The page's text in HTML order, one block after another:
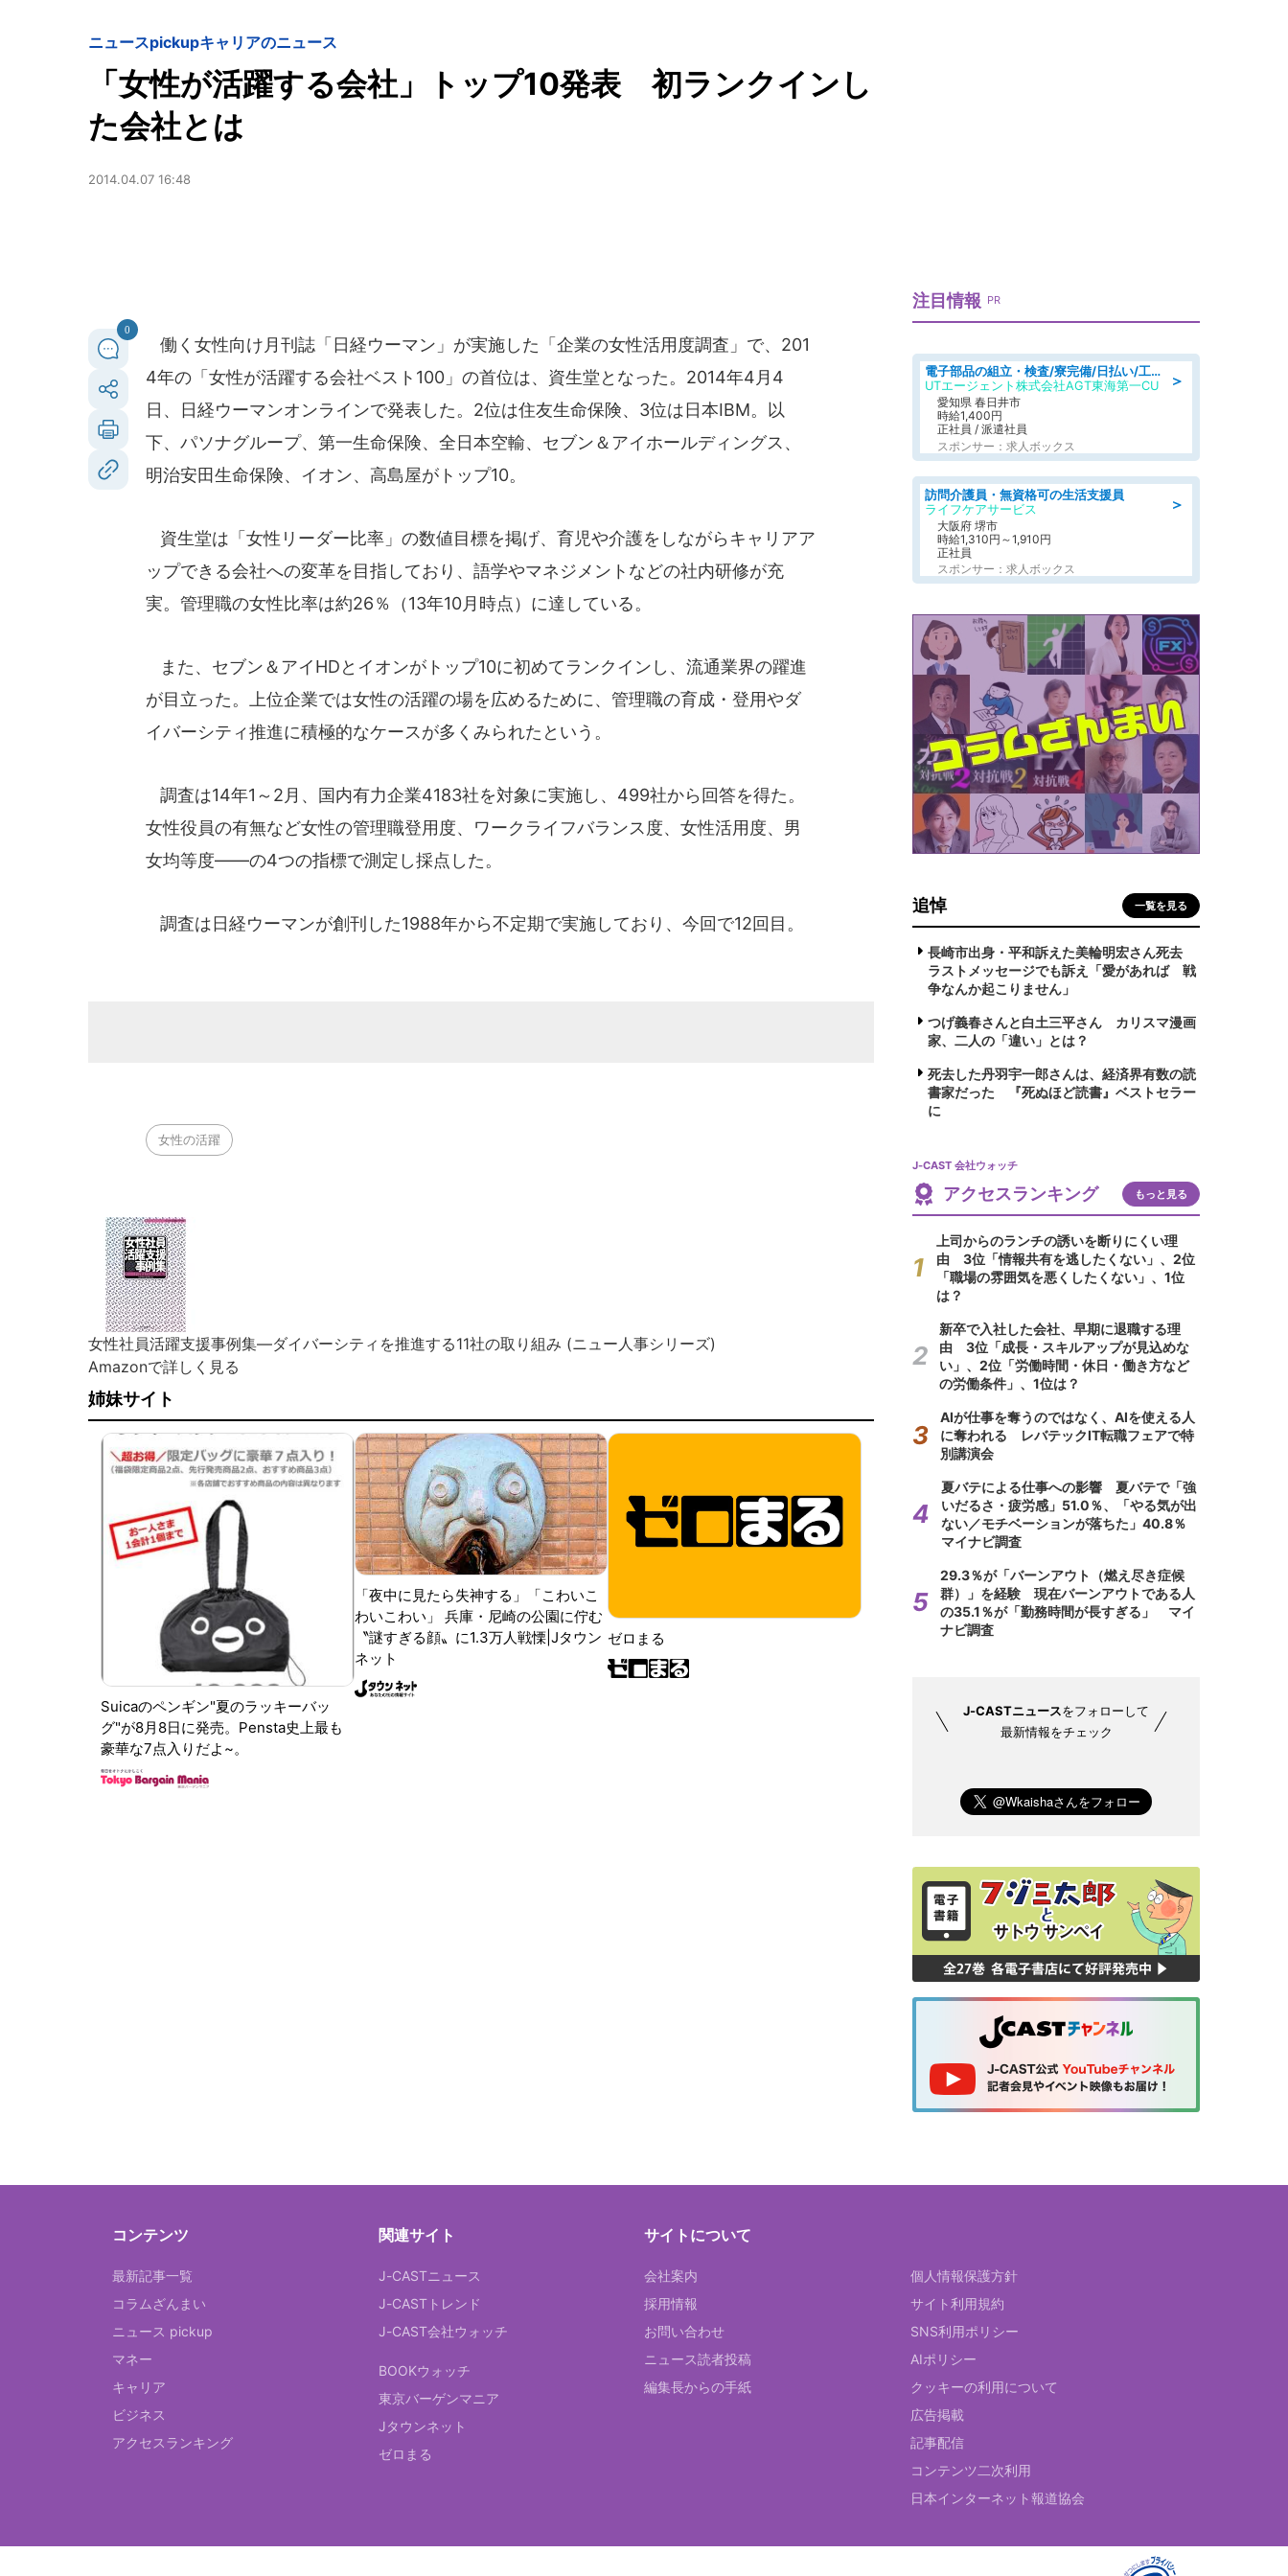
ニュースpickupキャリアのニュース
「女性が活躍する会社」トップ10発表 初ランクインし
た会社とは
2014.04.07 16:48
0
働く女性向け月刊誌「日経ウーマン」が実施した「企業の女性活用度調査」で、201
4年の「女性が活躍する会社ベスト100」の首位は、資生堂となった。2014年4月4
日、日経ウーマンオンラインで発表した。2位は住友生命保険、3位は日本IBM。以
下、パソナグループ、第一生命保険、全日本空輸、セブン＆アイホールディングス、
明治安田生命保険、イオン、高島屋がトップ10。
資生堂は「女性リーダー比率」の数値目標を掲げ、育児や介護をしながらキャリアア
ップできる会社への変革を目指しており、語学やマネジメントなどの社内研修が充
実。管理職の女性比率は約26％（13年10月時点）に達している。
また、セブン＆アイHDとイオンがトップ10に初めてランクインし、流通業界の躍進
が目立った。上位企業では女性の活躍の場を広めるために、管理職の育成・登用やダ
イバーシティ推進に積極的なケースが多くみられたという。
調査は14年1～2月、国内有力企業4183社を対象に実施し、499社から回答を得た。
女性役員の有無など女性の管理職登用度、ワークライフバランス度、女性活用度、男
女均等度――の4つの指標で測定し採点した。
調査は日経ウーマンが創刊した1988年から不定期で実施しており、今回で12回目。
女性の活躍
女性社員活躍支援事例集―ダイバーシティを推進する11社の取り組み (ニュー人事シリーズ)
Amazonで詳しく見る
姉妹サイト
Suicaのペンギン"夏のラッキーバッ
グ"が8月8日に発売。Pensta史上最も
豪華な7点入りだよ~。
「夜中に見たら失神する」「こわいこ
わいこわい」 兵庫・尼崎の公園に佇む
〝謎すぎる顔〟に1.3万人戦慄|Jタウン
ネット
ゼロまる
注目情報 PR
＞
電子部品の組立・検査/寮完備/日払い/工場・製造
UTエージェント株式会社AGT東海第一CU
愛知県 春日井市
時給1,400円
正社員 / 派遣社員
スポンサー：求人ボックス
＞
訪問介護員・無資格可の生活支援員
ライフケアサービス
大阪府 堺市
時給1,310円～1,910円
正社員
スポンサー：求人ボックス
追悼 一覧を見る
長崎市出身・平和訴えた美輪明宏さん死去
ラストメッセージでも訴え「愛があれば 戦
争なんか起こりません」
つげ義春さんと白土三平さん カリスマ漫画
家、二人の「違い」とは？
死去した丹羽宇一郎さんは、経済界有数の読
書家だった 『死ぬほど読書』ベストセラー
に
J-CAST 会社ウォッチ
アクセスランキング もっと見る
上司からのランチの誘いを断りにくい理
由 3位「情報共有を逃したくない」、2位
「職場の雰囲気を悪くしたくない」、1位
は？
新卒で入社した会社、早期に退職する理
由 3位「成長・スキルアップが見込めな
い」、2位「労働時間・休日・働き方など
の労働条件」、1位は？
AIが仕事を奪うのではなく、AIを使える人
に奪われる レバテックIT転職フェアで特
別講演会
夏バテによる仕事への影響 夏バテで「強
いだるさ・疲労感」51.0％、「やる気が出
ない／モチベーションが落ちた」40.8％
マイナビ調査
29.3％が「バーンアウト（燃え尽き症候
群）」を経験 現在バーンアウトである人
の35.1％が「勤務時間が長すぎる」 マイ
ナビ調査
J-CASTニュースをフォローして
最新情報をチェック
コンテンツ
最新記事一覧
コラムざんまい
ニュース pickup
マネー
キャリア
ビジネス
アクセスランキング
関連サイト
J-CASTニュース
J-CASTトレンド
J-CAST会社ウォッチ
BOOKウォッチ
東京バーゲンマニア
Jタウンネット
ゼロまる
サイトについて
会社案内
採用情報
お問い合わせ
ニュース読者投稿
編集長からの手紙
個人情報保護方針
サイト利用規約
SNS利用ポリシー
AIポリシー
クッキーの利用について
広告掲載
記事配信
コンテンツ二次利用
日本インターネット報道協会